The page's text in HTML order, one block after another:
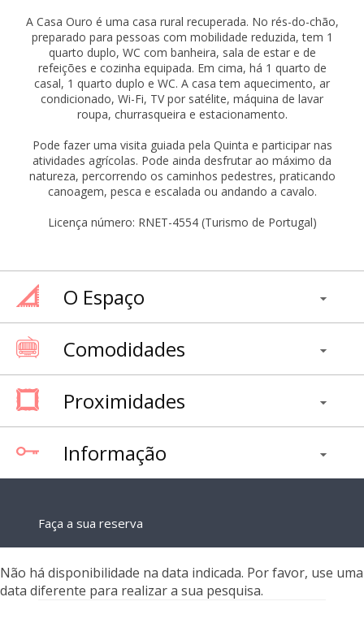
A Casa Ouro é uma casa rural recuperada. No rés-do-chão,
preparado para pessoas com mobilidade reduzida, tem 1
quarto duplo, WC com banheira, sala de estar e de
refeições e cozinha equipada. Em cima, há 1 quarto de
casal, 1 quarto duplo e WC. A casa tem aquecimento, ar
condicionado, Wi-Fi, TV por satélite, máquina de lavar
roupa, churrasqueira e estacionamento.
Pode fazer uma visita guiada pela Quinta e participar nas
atividades agrícolas. Pode ainda desfrutar ao máximo da
natureza, percorrendo os caminhos pedestres, praticando
canoagem, pesca e escalada ou andando a cavalo.
Licença número: RNET-4554 (Turismo de Portugal)
O Espaço
Comodidades
Proximidades
Informação
Faça a sua reserva
Não há disponibilidade na data indicada. Por favor, use uma
data diferente para realizar a sua pesquisa.